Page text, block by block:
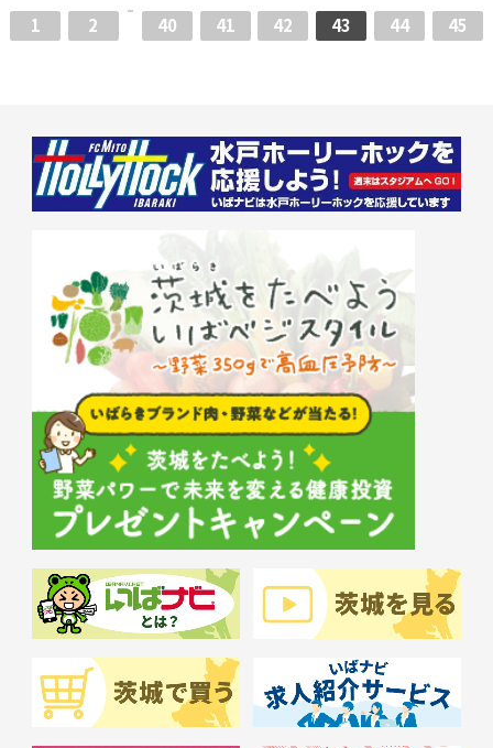
1 2 40 41 42 43 44 45